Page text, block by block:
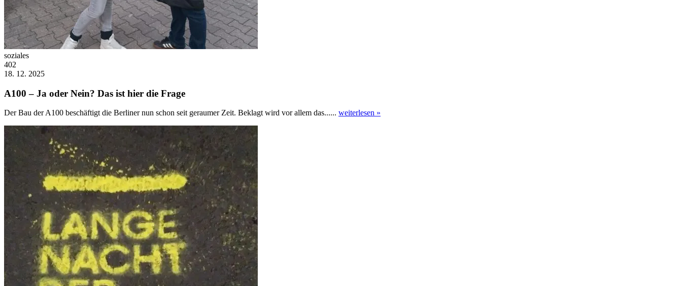
soziales
402
18. 12. 2025
A100 – Ja oder Nein? Das ist hier die Frage
Der Bau der A100 beschäftigt die Berliner nun schon seit geraumer Zeit. Beklagt wird vor allem das...... weiterlesen »